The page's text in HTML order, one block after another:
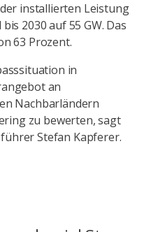
installierten Leistung
2030 auf 55 GW. Das
63 Prozent.
in
an
Nachbarländern
zu bewerten, sagt
Stefan Kapferer.